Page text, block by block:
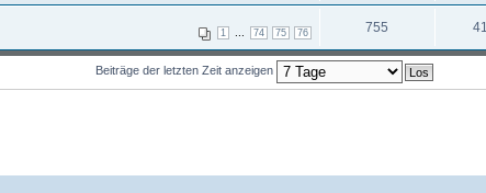
1 74 75 76 755
Beiträge der letzten Zeit anzeigen